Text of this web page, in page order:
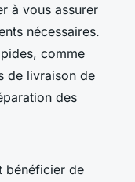
à vous assurer
nécessaires.
comme
de livraison de
des
bénéficier de